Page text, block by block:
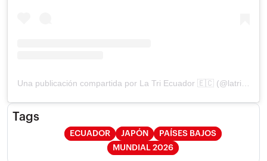
Tags
ECUADOR JAPÓN
PAÍSES BAJOS
MUNDIAL 2026